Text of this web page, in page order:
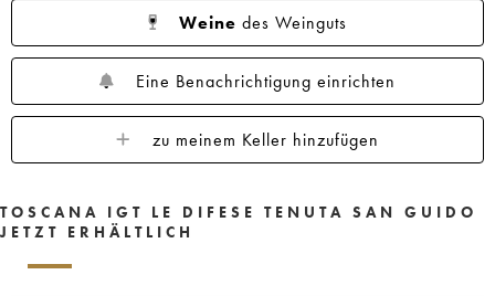
Weine des Weinguts
Eine Benachrichtigung einrichten
zu meinem Keller hinzufügen
TOSCANA IGT LE DIFESE TENUTA SAN GUIDO
JETZT ERHÄLTLICH